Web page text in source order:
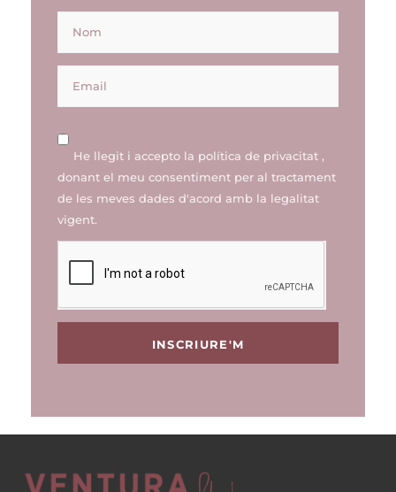
He llegit i accepto la política de privacitat ,
donant el meu consentiment per al tractament
de les meves dades d'acord amb la legalitat
vigent.
INSCRIURE'M